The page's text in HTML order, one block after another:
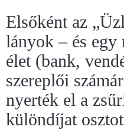
Elsőként az
lányok – és
élet (bank,
szereplői
nyerték el a
különdíjat